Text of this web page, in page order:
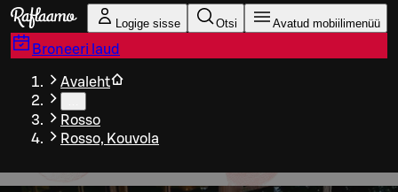
Liigu peamise sisu juurde
Logige sisse Otsi Avatud mobiilimenüü
Broneeri laud
Avaleht
Rosso
Rosso, Kouvola